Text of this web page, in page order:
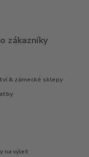
zákazníky
& zámecké sklepy